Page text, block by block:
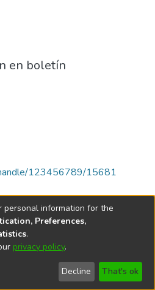
en boletín
123456789/15681
julio de 2025
de Córdoba
personal information for the
Preferences,
.
privacy policy.
Decline That's ok